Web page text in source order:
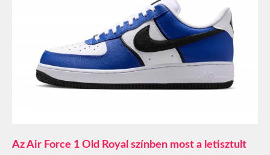
Az Air Force 1 Old Royal színben most a letisztult